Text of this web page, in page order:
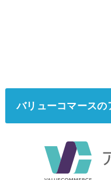
バリューコマースの